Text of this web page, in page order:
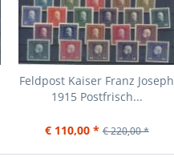
Feldpost Kaiser Franz Joseph
1915 Postfrisch...
€ 110,00 * € 220,00 *